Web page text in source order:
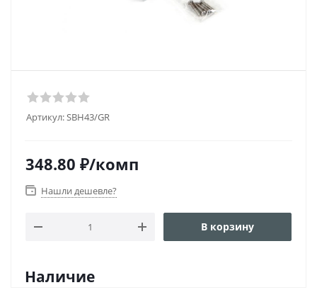
Артикул:SBH43/GR
348.80 ₽/комп
Нашли дешевле?
В корзину
Наличие